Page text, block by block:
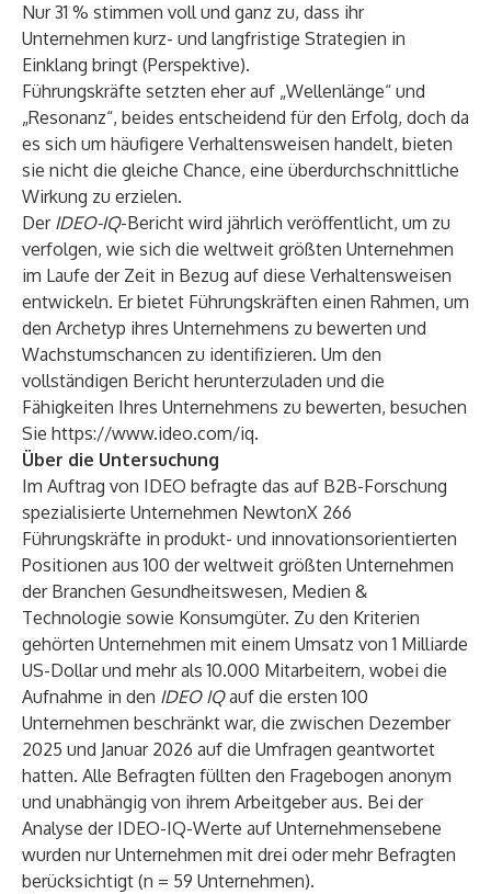
Nur 31 % stimmen voll und ganz zu, dass ihr
Unternehmen kurz- und langfristige Strategien in
Einklang bringt (Perspektive).
Führungskräfte setzten eher auf „Wellenlänge“ und
„Resonanz“, beides entscheidend für den Erfolg, doch da
es sich um häufigere Verhaltensweisen handelt, bieten
sie nicht die gleiche Chance, eine überdurchschnittliche
Wirkung zu erzielen.
Der IDEO-IQ-Bericht wird jährlich veröffentlicht, um zu
verfolgen, wie sich die weltweit größten Unternehmen
im Laufe der Zeit in Bezug auf diese Verhaltensweisen
entwickeln. Er bietet Führungskräften einen Rahmen, um
den Archetyp ihres Unternehmens zu bewerten und
Wachstumschancen zu identifizieren. Um den
vollständigen Bericht herunterzuladen und die
Fähigkeiten Ihres Unternehmens zu bewerten, besuchen
Sie https://www.ideo.com/iq.
Über die Untersuchung
Im Auftrag von IDEO befragte das auf B2B-Forschung
spezialisierte Unternehmen NewtonX 266
Führungskräfte in produkt- und innovationsorientierten
Positionen aus 100 der weltweit größten Unternehmen
der Branchen Gesundheitswesen, Medien &
Technologie sowie Konsumgüter. Zu den Kriterien
gehörten Unternehmen mit einem Umsatz von 1 Milliarde
US-Dollar und mehr als 10.000 Mitarbeitern, wobei die
Aufnahme in den IDEO IQauf die ersten 100
Unternehmen beschränkt war, die zwischen Dezember
2025 und Januar 2026 auf die Umfragen geantwortet
hatten. Alle Befragten füllten den Fragebogen anonym
und unabhängig von ihrem Arbeitgeber aus. Bei der
Analyse der IDEO-IQ-Werte auf Unternehmensebene
wurden nur Unternehmen mit drei oder mehr Befragten
berücksichtigt (n = 59 Unternehmen).